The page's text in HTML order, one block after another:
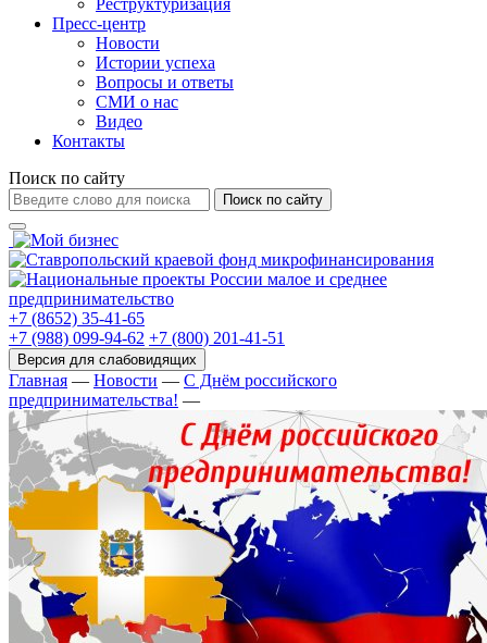
Реструктуризация
Пресс-центр
Новости
Истории успеха
Вопросы и ответы
СМИ о нас
Видео
Контакты
Поиск по сайту
Поиск по сайту
+7 (8652) 35-41-65
+7 (988) 099-94-62 +7 (800) 201-41-51
Главная — Новости — С Днём российского
предпринимательства! —